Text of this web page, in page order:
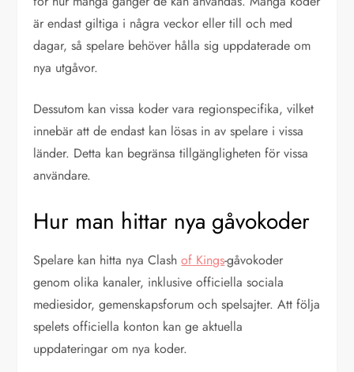
är endast giltiga i några veckor eller till och med
dagar, så spelare behöver hålla sig uppdaterade om
nya utgåvor.
Dessutom kan vissa koder vara regionspecifika, vilket
innebär att de endast kan lösas in av spelare i vissa
länder. Detta kan begränsa tillgängligheten för vissa
användare.
Hur man hittar nya gåvokoder
Spelare kan hitta nya Clashof Kings-gåvokoder
genom olika kanaler, inklusive officiella sociala
mediesidor, gemenskapsforum och spelsajter. Att följa
spelets officiella konton kan ge aktuella
uppdateringar om nya koder.